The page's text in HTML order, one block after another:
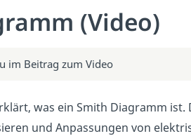
(Video)
im Beitrag zum Video
was ein Smith Diagramm
und Anpassungen von